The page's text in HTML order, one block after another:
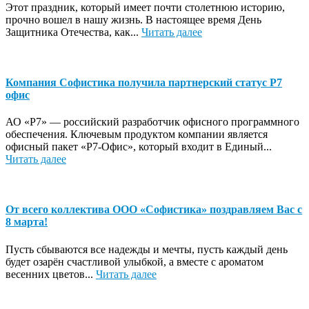
Этот праздник, который имеет почти столетнюю историю,
прочно вошел в нашу жизнь. В настоящее время День
Защитника Отечества, как... Читать далее
Компания Софистика получила партнерский статус Р7
офис
АО «Р7» — российский разработчик офисного программного
обеспечения. Ключевым продуктом компании является
офисный пакет «Р7-Офис», который входит в Единый...
Читать далее
От всего коллектива ООО «Софистика» поздравляем Вас с
8 марта!
Пусть сбываются все надежды и мечты, пусть каждый день
будет озарён счастливой улыбкой, а вместе с ароматом
весенних цветов... Читать далее